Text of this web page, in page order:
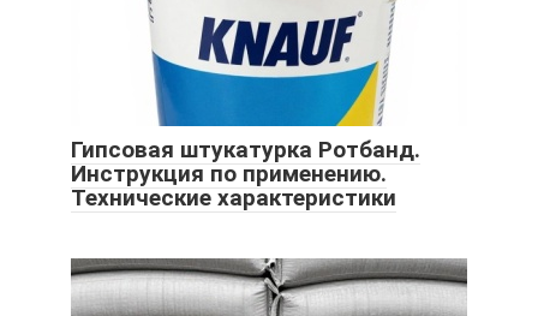
Гипсовая штукатурка Ротбанд.
Инструкция по применению.
Технические характеристики